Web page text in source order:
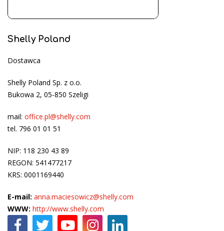
Shelly Poland
Dostawca
Shelly Poland Sp. z o.o.
Bukowa 2, 05-850 Szeligi
mail: office.pl@shelly.com
tel. 796 01 01 51
NIP: 118 230 43 89
REGON: 541477217
KRS: 0001169440
E-mail: anna.maciesowicz@shelly.com
WWW: http://www.shelly.com